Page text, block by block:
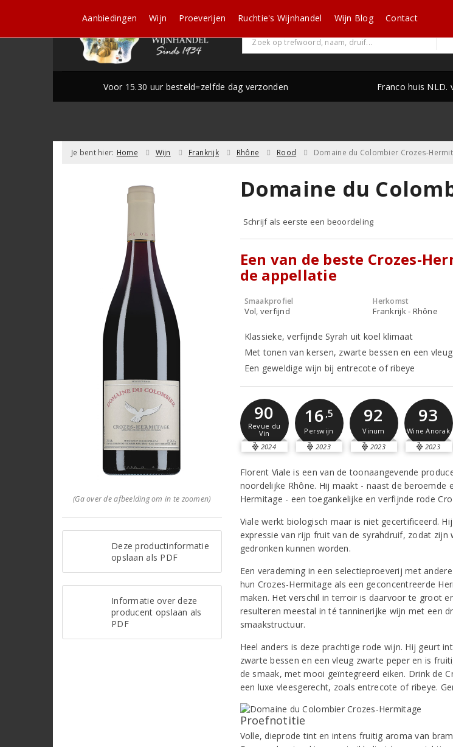
Voor 15.30 uur besteld=zelfde dag verzonden Franco huis NLD.
Aanbiedingen Wijn Proeverijen Ruchtie's Wijnhandel Wijn Blog Contact
Je bent hier: Home Wijn Frankrijk Rhône Rood Domaine du Colombier Crozes-
(Ga over de afbeelding om in te zoomen)
Deze productinformatie
opslaan als PDF
Informatie over deze
producent opslaan als
PDF
Domaine du
Schrijf als eerste een beoordeling
Een van de beste Crozes-
de appellatie
Smaakprofiel
Vol, verfijnd
Herkomst
Frankrijk - Rhône
Klassieke, verfijnde Syrah uit koel klimaat
Met tonen van kersen, zwarte bessen en een
Een geweldige wijn bij entrecote of ribeye
90
Revue du
Vin
2024
16,5
Perswijn
2023
92
Vinum
2023
93
Wine Anorak
2023
Florent Viale is een van de toonaangevende
noordelijke Rhône. Hij maakt - naast de beroemde
Hermitage - een toegankelijke en verfijnde rode
Viale werkt biologisch maar is niet gecertificeerd.
expressie van rijp fruit van de syrahdruif, zodat zijn
gedronken kunnen worden.
Een verademing in een selectieproeverij met
hun Crozes-Hermitage als een geconcentreerde
maken. Het verschil in terroir is daarvoor te groot
resulteren meestal in té tanninerijke wijn met een
smaakstructuur.
Heel anders is deze prachtige rode wijn. Hij geurt
zwarte bessen en een vleug zwarte peper en is
de smaak, met mooi geïntegreerd eiken. Drink de
een luxe vleesgerecht, zoals entrecote of ribeye.
Proefnotitie
Volle, dieprode tint en intens fruitig aroma van